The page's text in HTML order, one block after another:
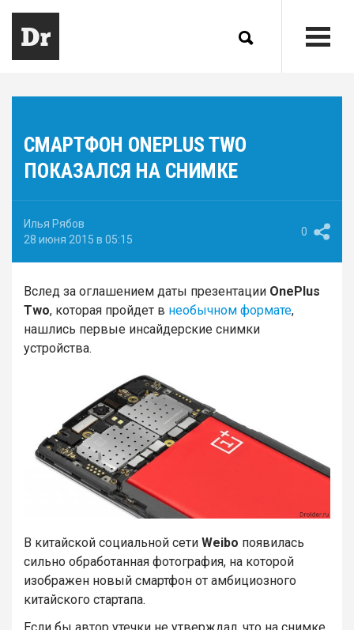
СМАРТФОН ONEPLUS TWO
ПОКАЗАЛСЯ НА СНИМКЕ
Илья Рябов
28 июня 2015 в 05:15
0
Вслед за оглашением даты презентации OnePlus
Two, которая пройдет в необычном формате,
нашлись первые инсайдерские снимки
устройства.
В китайской социальной сети Weibo появилась
сильно обработанная фотография, на которой
изображен новый смартфон от амбициозного
китайского стартапа.